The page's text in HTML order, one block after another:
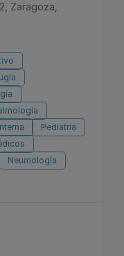
Zaragoza,
Pediatría
Neumología